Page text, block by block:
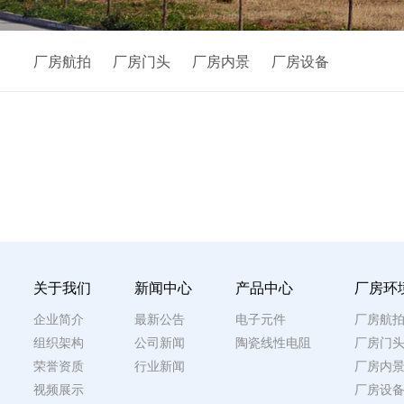
厂房航拍 厂房门头 厂房内景 厂房设备
关于我们
企业简介
组织架构
荣誉资质
视频展示
新闻中心
最新公告
公司新闻
行业新闻
产品中心
电子元件
陶瓷线性电阻
厂房环
厂房航拍
厂房门头
厂房内景
厂房设备